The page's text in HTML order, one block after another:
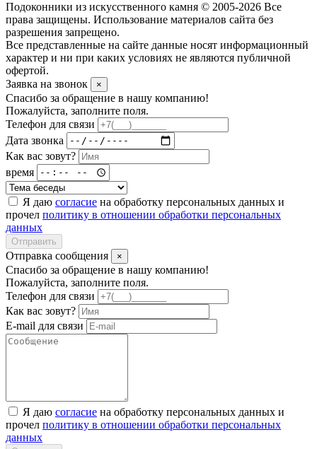
Подоконники из искусственного камня © 2005-2026 Все
права защищены. Использование материалов сайта без
разрешения запрещено.
Все представленные на сайте данные носят информационный
характер и ни при каких условиях не являются публичной
офертой.
Заявка на звонок
×
Спасибо за обращение в нашу компанию!
Пожалуйста, заполните поля.
Телефон для связи
Дата звонка
Как вас зовут?
время
Я даю согласие на обработку персональных данных и
прочел политику в отношении обработки персональных
данных
Отправить
Отправка сообщения ×
Спасибо за обращение в нашу компанию!
Пожалуйста, заполните поля.
Телефон для связи
Как вас зовут?
E-mail для связи
Я даю согласие на обработку персональных данных и
прочел политику в отношении обработки персональных
данных